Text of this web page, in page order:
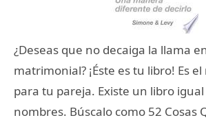
¿Deseas que no decaiga la llama
matrimonial? ¡Éste es tu libro! Es
para tu pareja. Existe un libro
nombres. Búscalo como 52 Cosas